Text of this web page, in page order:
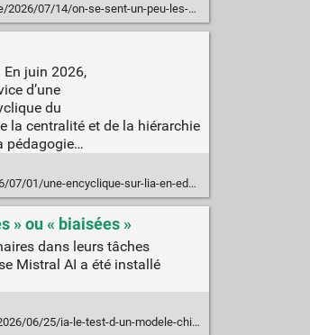
peur-des-jeunes-de-devenir-obsolete-dans-un-monde-ou-deferle-l-ia_6723252_4401467.html
En juin 2026,
d’une
du
la centralité et de la hiérarchie
pédagogie…
une-encyclique-sur-lia-en-education/
» ou « biaisées »
dans leurs tâches
Mistral AI a été installé
du-tresor-interrompu-a-cause-de-reponses-orientees-ou-biaisees_6715445_4408996.html